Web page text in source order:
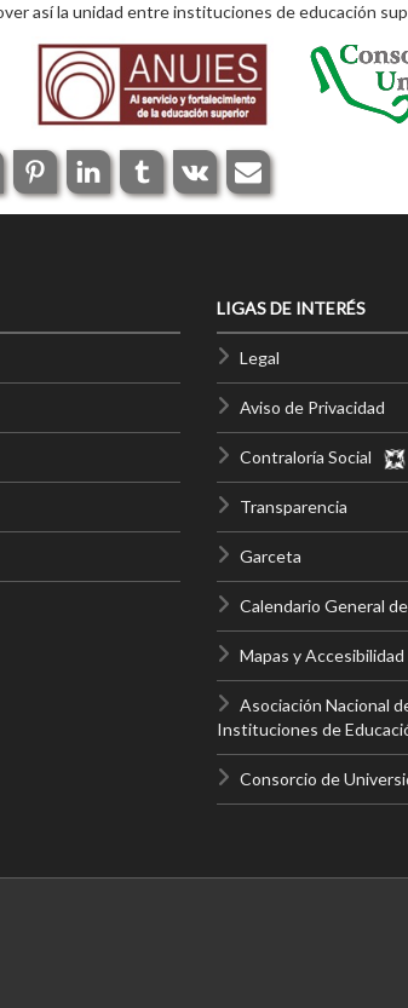
así la unidad entre instituciones de educación
LIGAS DE INTERÉS
Legal
Aviso de Privacidad
Contraloría Social
Transparencia
Garceta
Calendario General
Mapas y Accesibilidad
Asociación Nacional
Instituciones de
Consorcio de